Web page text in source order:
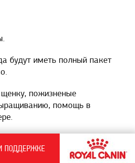
будут иметь полный пакет
пожизненые
помощь в
щенка до актировки,
ПОДДЕРЖКЕ